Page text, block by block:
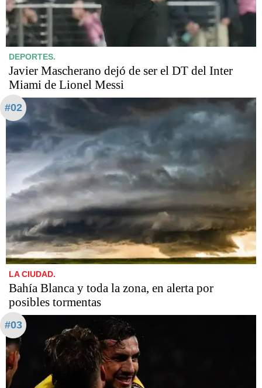
DEPORTES.
Javier Mascherano dejó de ser el DT del Inter
Miami de Lionel Messi
#02
LA CIUDAD.
Bahía Blanca y toda la zona, en alerta por
posibles tormentas
#03